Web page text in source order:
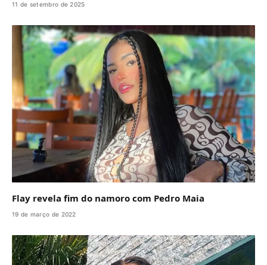
11 de setembro de 2025
Flay revela fim do namoro com Pedro Maia
19 de março de 2022